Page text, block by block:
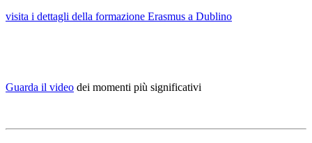
visita i dettagli della formazione Erasmus a Dublino
Guarda il video dei momenti più significativi